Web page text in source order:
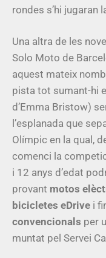
rondes s’hi jugaran
Una altra de les
Solo Moto de
aquest mateix
pista tot sumant-hi
d’Emma Bristow)
l’esplanada que
Olímpic en la qual,
comenci la
i 12 anys d’edat
provant motos
bicicletes eDrive i
convencionals per
muntat pel Servei